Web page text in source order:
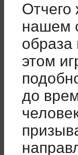
Отчего
нашем
этом
до